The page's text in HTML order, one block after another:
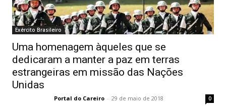
Exército Brasileiro
Uma homenagem àqueles que se
dedicaram a manter a paz em terras
estrangeiras em missão das Nações
Unidas
Portal do Careiro - 29 de maio de 2018 0